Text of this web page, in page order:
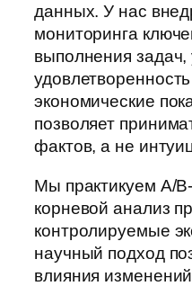
данных. У нас
мониторинга
выполнения
экономические
позволяет
фактов, а не
Мы практикуем A/
корневой анализ
контролируемые
научный подход
влияния